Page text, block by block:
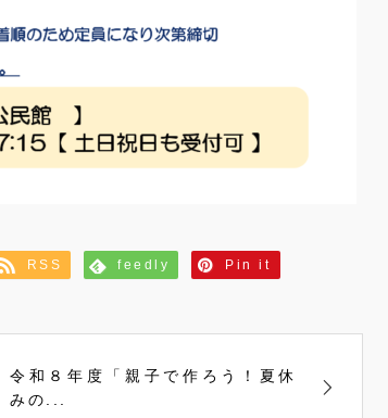
RSS feedly Pin it
令和８年度「親子で作ろう！夏休
みの...